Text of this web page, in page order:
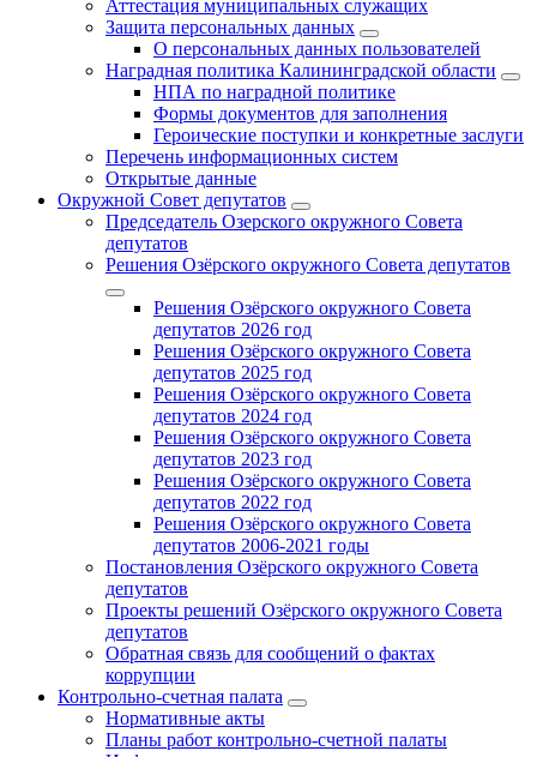
Аттестация муниципальных служащих
Защита персональных данных
О персональных данных пользователей
Наградная политика Калининградской области
НПА по наградной политике
Формы документов для заполнения
Героические поступки и конкретные заслуги
Перечень информационных систем
Открытые данные
Окружной Совет депутатов
Председатель Озерского окружного Совета
депутатов
Решения Озёрского окружного Совета депутатов
Решения Озёрского окружного Совета
депутатов 2026 год
Решения Озёрского окружного Совета
депутатов 2025 год
Решения Озёрского окружного Совета
депутатов 2024 год
Решения Озёрского окружного Совета
депутатов 2023 год
Решения Озёрского окружного Совета
депутатов 2022 год
Решения Озёрского окружного Совета
депутатов 2006-2021 годы
Постановления Озёрского окружного Совета
депутатов
Проекты решений Озёрского окружного Совета
депутатов
Обратная связь для сообщений о фактах
коррупции
Контрольно-счетная палата
Нормативные акты
Планы работ контрольно-счетной палаты